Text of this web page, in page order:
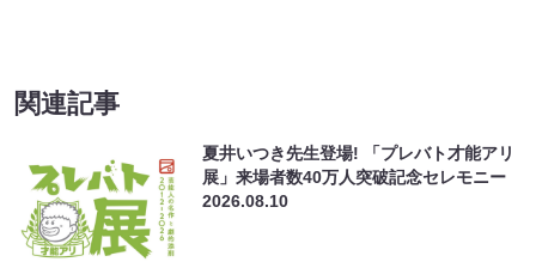
関連記事
夏井いつき先生登場! 「プレバト才能アリ
展」来場者数40万人突破記念セレモニー
2026.08.10